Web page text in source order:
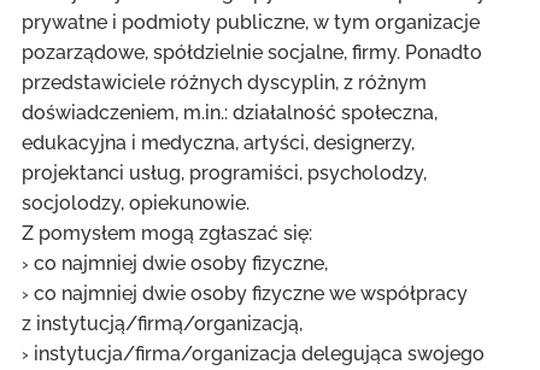
prywatne i podmioty publiczne, w tym organizacje
pozarządowe, spółdzielnie socjalne, firmy. Ponadto
przedstawiciele różnych dyscyplin, z różnym
doświadczeniem, m.in.: działalność społeczna,
edukacyjna i medyczna, artyści, designerzy,
projektanci usług, programiści, psycholodzy,
socjolodzy, opiekunowie.
Z pomysłem mogą zgłaszać się:
› co najmniej dwie osoby fizyczne,
› co najmniej dwie osoby fizyczne we współpracy
z instytucją/firmą/organizacją,
› instytucja/firma/organizacja delegująca swojego